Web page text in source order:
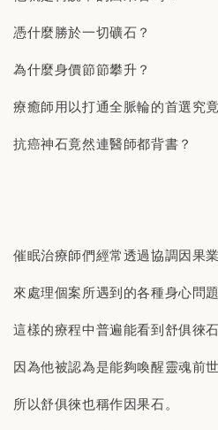
憑什麼勝於一切礦石？
為什麼身價節節攀升？
療癒師用以打通全脈輪的首選究
抗癌神石竟然連醫師都背書？
催眠治療師們經常透過協調因果業
來處理個案所遇到的各種身心問題
這樣的療程中普遍能看到舒俱徠
因為他被認為是能夠喚醒靈魂前
所以舒俱徠也稱作因果石。